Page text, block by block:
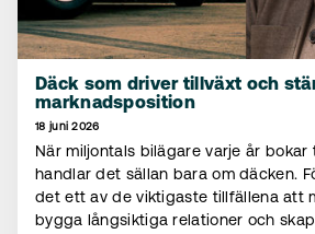
Däck som driver tillväxt och
marknadsposition
18 juni 2026
När miljontals bilägare varje år
handlar det sällan bara om däcken.
det ett av de viktigaste tillfällena att
bygga långsiktiga relationer och